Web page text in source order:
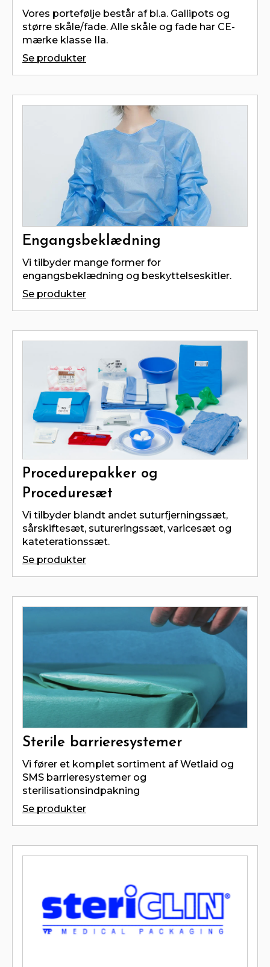
Vores portefølje består af bl.a. Gallipots og
større skåle/fade. Alle skåle og fade har CE-
mærke klasse IIa.
Se produkter
Engangsbeklædning
Vi tilbyder mange former for
engangsbeklædning og beskyttelseskitler.
Se produkter
Procedurepakker og
Proceduresæt
Vi tilbyder blandt andet suturfjerningssæt,
sårskiftesæt, sutureringssæt, varicesæt og
kateterationssæt.
Se produkter
Sterile barrieresystemer
Vi fører et komplet sortiment af Wetlaid og
SMS barrieresystemer og
sterilisationsindpakning
Se produkter